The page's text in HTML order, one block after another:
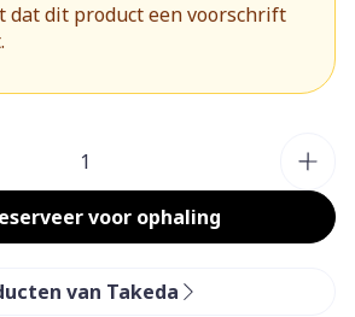
dat dit product een voorschrift
voor ophaling
van Takeda